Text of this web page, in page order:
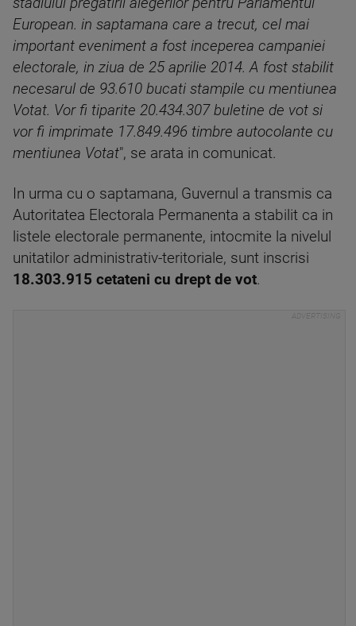
European. in saptamana care a trecut, cel mai
important eveniment a fost inceperea campaniei
electorale, in ziua de 25 aprilie 2014. A fost stabilit
necesarul de 93.610 bucati stampile cu mentiunea
Votat. Vor fi tiparite 20.434.307 buletine de vot si
vor fi imprimate 17.849.496 timbre autocolante cu
mentiunea Votat", se arata in comunicat.
In urma cu o saptamana, Guvernul a transmis ca
Autoritatea Electorala Permanenta a stabilit ca in
listele electorale permanente, intocmite la nivelul
unitatilor administrativ-teritoriale, sunt inscrisi
18.303.915 cetateni cu drept de vot.